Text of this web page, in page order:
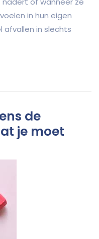
in hun eigen
afvallen in slechts
de
je moet